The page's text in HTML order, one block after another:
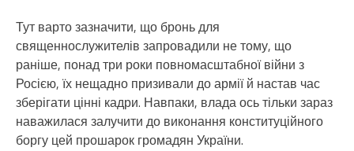
Тут варто зазначити, що бронь для
священнослужителів запровадили не тому, що
раніше, понад три роки повномасштабної війни з
Росією, їх нещадно призивали до армії й настав час
зберігати цінні кадри. Навпаки, влада ось тільки зараз
наважилася залучити до виконання конституційного
боргу цей прошарок громадян України.